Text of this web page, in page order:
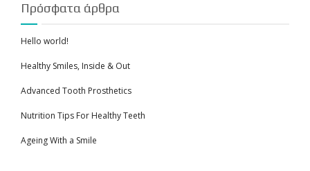
Πρόσφατα άρθρα
Hello world!
Healthy Smiles, Inside & Out
Advanced Tooth Prosthetics
Nutrition Tips For Healthy Teeth
Ageing With a Smile